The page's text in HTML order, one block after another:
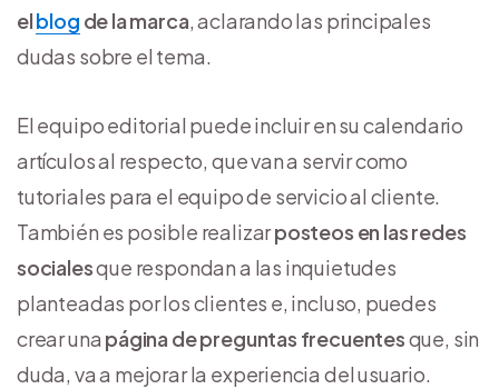
elblog de la marca, aclarando las principales
dudas sobre el tema.
El equipo editorial puede incluir en su calendario
artículos al respecto, que van a servir como
tutoriales para el equipo de servicio al cliente.
También es posible realizarposteos en las redes
socialesque respondan a las inquietudes
planteadas por los clientes e, incluso, puedes
crear una página de preguntas frecuentesque, sin
duda, va a mejorar la experiencia del usuario.